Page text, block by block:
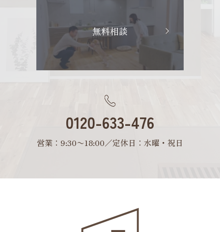
無料相談
0120-633-476
営業：9:30〜18:00／定休日：水曜・祝日